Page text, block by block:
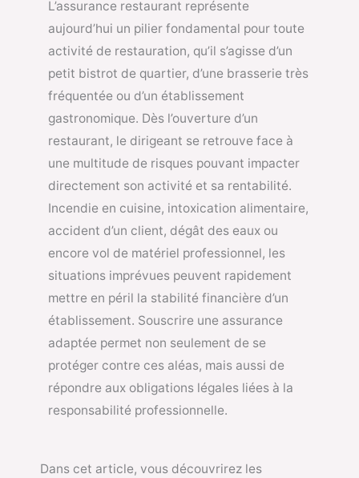
L’assurance restaurant représente
aujourd’hui un pilier fondamental pour toute
activité de restauration, qu’il s’agisse d’un
petit bistrot de quartier, d’une brasserie très
fréquentée ou d’un établissement
gastronomique. Dès l’ouverture d’un
restaurant, le dirigeant se retrouve face à
une multitude de risques pouvant impacter
directement son activité et sa rentabilité.
Incendie en cuisine, intoxication alimentaire,
accident d’un client, dégât des eaux ou
encore vol de matériel professionnel, les
situations imprévues peuvent rapidement
mettre en péril la stabilité financière d’un
établissement. Souscrire une assurance
adaptée permet non seulement de se
protéger contre ces aléas, mais aussi de
répondre aux obligations légales liées à la
responsabilité professionnelle.
Dans cet article, vous découvrirez les